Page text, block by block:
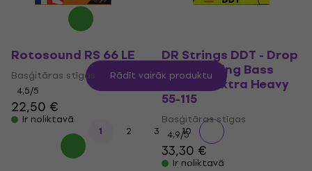
Rotosound RS 66 LE
Basģitāras stīgas
4,5/5
22,50 €
Ir noliktavā
DR Strings DDT - Drop
Down Tuning Bass
Strings: Extra Heavy
55-115
Basģitāras stīgas
4,9/5
33,30 €
Ir noliktavā
Rādīt vairāk produktu
1 2 3 ... 10